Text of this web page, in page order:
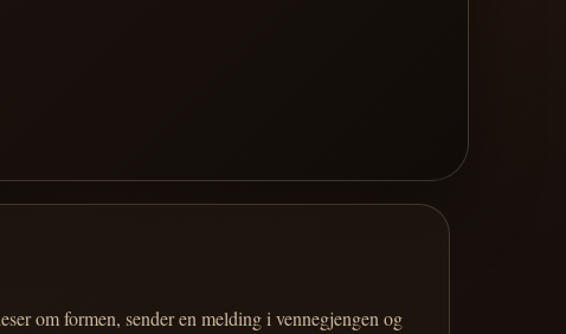
om formen, sender en melding i vennegjengen og